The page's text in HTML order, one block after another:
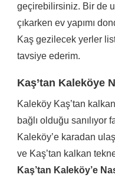
geçirebilirsiniz. Bir de
çıkarken ev yapımı
Kaş gezilecek yerler
tavsiye ederim.
Kaş’tan Kaleköye
Kaleköy Kaş’tan
bağlı olduğu sanılıyor
Kaleköy’e karadan
ve Kaş’tan kalkan
Kaş’tan Kaleköy’e